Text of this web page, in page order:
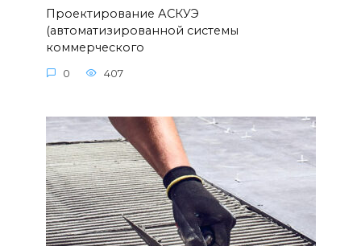
Проектирование АСКУЭ
(автоматизированной системы
коммерческого
0 407